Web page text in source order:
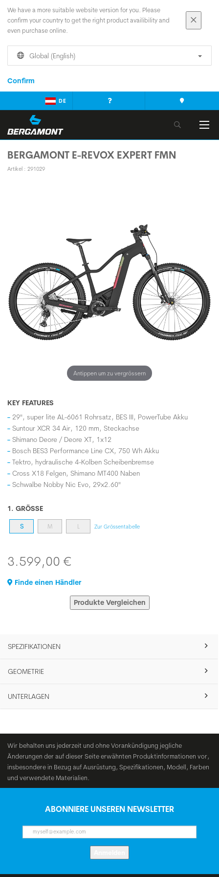
We have a more suitable website version for you. Please
confirm your country to get the right product availibility and
even purchase online.
Global (English)
Confirm
DE
BERGAMONT E-REVOX EXPERT FMN
Artikel : 291029
Antippen um zu vergrössern
KEY FEATURES
29", super lite AL-6061 Rohrsatz, BES III, PowerTube Akku
Suntour XCR 34 Air, 120 mm, Steckachse
Shimano Deore / Deore XT, 1x12
Bosch BES3 Performance Line CX, 750 Wh Akku
Tektro, hydraulische 4-Kolben Scheibenbremse
Cross X18 Felgen, Shimano MT400 Naben
Schwalbe Nobby Nic Evo, 29x2.60"
1. GRÖSSE
S M L Zur Grössentabelle
3.599,00 €
Finde einen Händler
Produkte Vergleichen
SPEZIFIKATIONEN
GEOMETRIE
UNTERLAGEN
Wir behalten uns jederzeit und ohne Vorankündigung jegliche
Änderungen der auf dieser Seite erwähnten Produktinformationen vor,
insbesondere in Bezug auf Ausrüstung, Spezifikationen, Modell, Farben
und verwendete Materialien.
ABONNIERE UNSEREN NEWSLETTER